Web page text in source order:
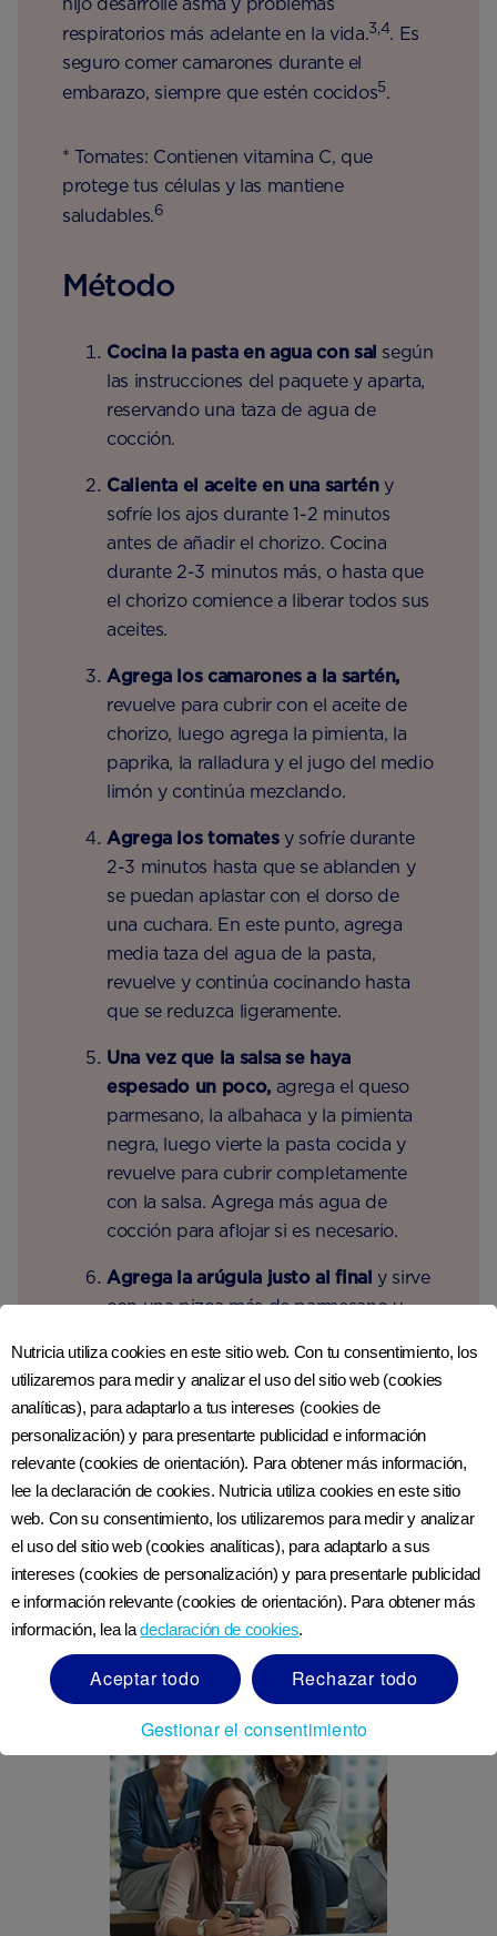
respiratorios más adelante en la vida.3,4. Es
seguro comer camarones durante el
embarazo, siempre que estén cocidos5.
* Tomates: Contienen vitamina C, que
protege tus células y las mantiene
saludables.6
Método
Cocina la pasta en agua con sal según
las instrucciones del paquete y aparta,
reservando una taza de agua de
cocción.
Calienta el aceite en una sartény
sofríe los ajos durante 1-2 minutos
antes de añadir el chorizo. Cocina
durante 2-3 minutos más, o hasta que
el chorizo ​​comience a liberar todos sus
aceites.
Agrega los camarones a la sartén,
revuelve para cubrir con el aceite de
chorizo, luego agrega la pimienta, la
paprika, la ralladura y el jugo del medio
limón y continúa mezclando.
Agrega los tomatesy sofríe durante
2-3 minutos hasta que se ablanden y
se puedan aplastar con el dorso de
una cuchara. En este punto, agrega
media taza del agua de la pasta,
revuelve y continúa cocinando hasta
que se reduzca ligeramente.
Una vez que la salsa se haya
espesado un poco, agrega el queso
parmesano, la albahaca y la pimienta
negra, luego vierte la pasta cocida y
revuelve para cubrir completamente
con la salsa. Agrega más agua de
cocción para aflojar si es necesario.
Agrega la arúgula justo al finaly sirve
con una pizca más de parmesano y
Ver referencias
Revisado por última vez: 7 de septiembre del 2018
Nutricia utiliza cookies en este sitio web. Con tu consentimiento, los
utilizaremos para medir y analizar el uso del sitio web (cookies
analíticas), para adaptarlo a tus intereses (cookies de
personalización) y para presentarte publicidad e información
relevante (cookies de orientación). Para obtener más información,
lee la declaración de cookies. Nutricia utiliza cookies en este sitio
web. Con su consentimiento, los utilizaremos para medir y analizar
el uso del sitio web (cookies analíticas), para adaptarlo a sus
intereses (cookies de personalización) y para presentarle publicidad
e información relevante (cookies de orientación). Para obtener más
información, lea ladeclaración de cookies.
Aceptar todo
Rechazar todo
Gestionar el consentimiento